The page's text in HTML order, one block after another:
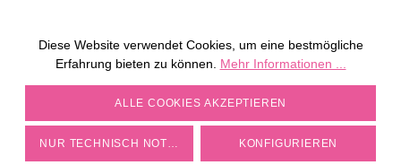
ZU DEN MÜHLEN
Diese Website verwendet Cookies, um eine bestmögliche
Erfahrung bieten zu können. Mehr Informationen ...
COOKIE-EINSTELLUNGEN
ALLE COOKIES AKZEPTIEREN
NUR TECHNISCH NOTWENDIGE KONFIGURIEREN